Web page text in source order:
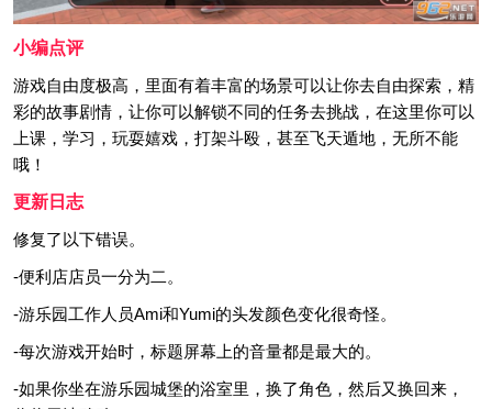
小编点评
游戏自由度极高，里面有着丰富的场景可以让你去自由探索，精
彩的故事剧情，让你可以解锁不同的任务去挑战，在这里你可以
上课，学习，玩耍嬉戏，打架斗殴，甚至飞天遁地，无所不能
哦！
更新日志
修复了以下错误。
-便利店店员一分为二。
-游乐园工作人员Ami和Yumi的头发颜色变化很奇怪。
-每次游戏开始时，标题屏幕上的音量都是最大的。
-如果你坐在游乐园城堡的浴室里，换了角色，然后又换回来，